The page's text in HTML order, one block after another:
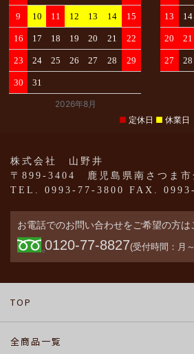
2026年8月
9 10 11 12 13 14 15
16 17 18 19 20 21 22
23 24 25 26 27 28 29
30 31
13 14
20 21
27 28
■ 定休日 ■ 休業日
株式会社 山野井
〒899-3404 鹿児島県南さつま市
TEL. 0993-77-3800 FAX.
お電話でのお問い合わせをご希望の方は
0120-77-8827(受付時間：月
TOP
全商品一覧